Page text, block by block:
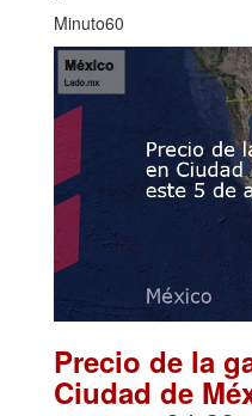
Minuto60
Precio de la
Ciudad de